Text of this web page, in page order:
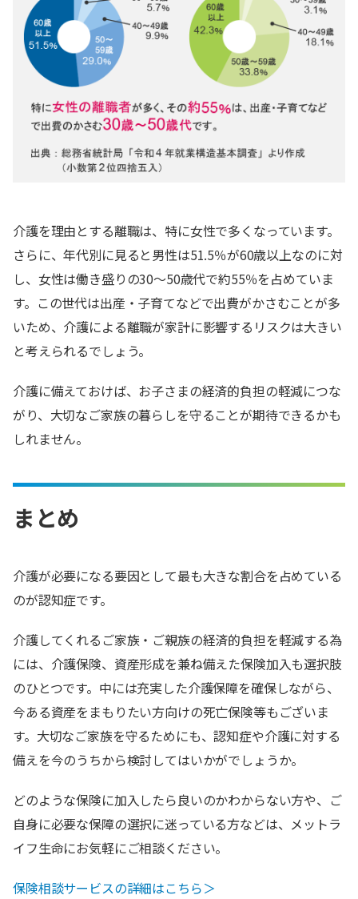
介護を理由とする離職は、特に女性で多くなっています。
さらに、年代別に見ると男性は51.5％が60歳以上なのに対
し、女性は働き盛りの30～50歳代で約55％を占めていま
す。この世代は出産・子育てなどで出費がかさむことが多
いため、介護による離職が家計に影響するリスクは大きい
と考えられるでしょう。
介護に備えておけば、お子さまの経済的負担の軽減につな
がり、大切なご家族の暮らしを守ることが期待できるかも
しれません。
まとめ
介護が必要になる要因として最も大きな割合を占めている
のが認知症です。
介護してくれるご家族・ご親族の経済的負担を軽減する為
には、介護保険、資産形成を兼ね備えた保険加入も選択肢
のひとつです。中には充実した介護保障を確保しながら、
今ある資産をまもりたい方向けの死亡保険等もございま
す。大切なご家族を守るためにも、認知症や介護に対する
備えを今のうちから検討してはいかがでしょうか。
どのような保険に加入したら良いのかわからない方や、ご
自身に必要な保障の選択に迷っている方などは、メットラ
イフ生命にお気軽にご相談ください。
保険相談サービスの詳細はこちら＞